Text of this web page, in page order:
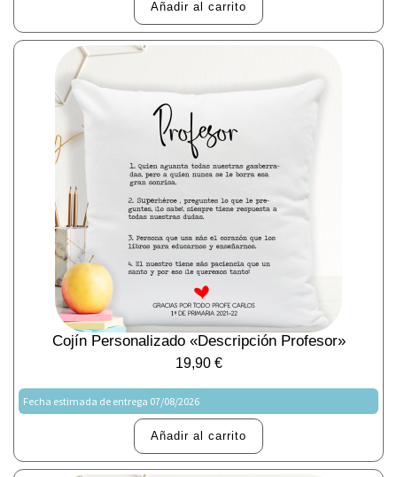
Añadir al carrito
Cojín Personalizado «Descripción Profesor»
19,90 €
Fecha estimada de entrega 07/08/2026
Añadir al carrito